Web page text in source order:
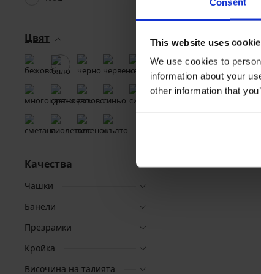
Consent
This website uses
We use cookies to
information about your
other information that
Цвят
Качества
Чашки
Банели
Презрамки
Кройка
Височина на талията